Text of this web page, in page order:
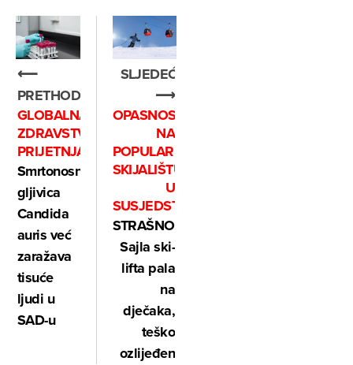
⟵
PRETHODNO
GLOBALNA
ZDRAVSTVENA
PRIJETNJA
Smrtonosna
gljivica
Candida
auris već
zaražava
tisuće
ljudi u
SAD-u
SLJEDEĆE
⟶
OPASNOST
NA
POPULARNOM
SKIJALIŠTU
U
SUSJEDSTVU
STRAŠNO:
Sajla ski-
lifta pala
na
dječaka,
teško
ozlijeđen